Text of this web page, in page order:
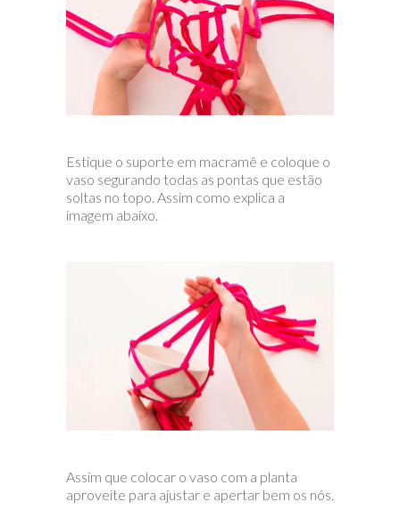
Estique o suporte em macramê e coloque o
vaso segurando todas as pontas que estão
soltas no topo. Assim como explica a
imagem abaixo.
Assim que colocar o vaso com a planta
aproveite para ajustar e apertar bem os nós.